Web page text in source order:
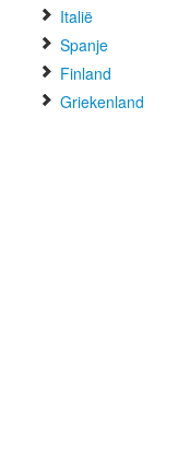
Italië
Spanje
Finland
Griekenland